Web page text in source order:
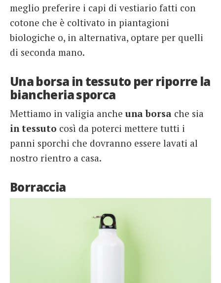
meglio preferire i capi di vestiario fatti con
cotone che è coltivato in piantagioni
biologiche o, in alternativa, optare per quelli
di seconda mano.
Una borsa in tessuto per riporre la
biancheria sporca
Mettiamo in valigia anche una borsa che sia
in tessuto così da poterci mettere tutti i
panni sporchi che dovranno essere lavati al
nostro rientro a casa.
Borraccia